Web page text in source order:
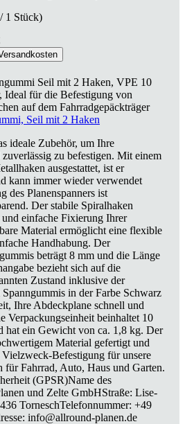
1 Stück)
Seil mit 2 Haken
ideale Zubehör, um Ihre
zu befestigen. Mit einem
ausgestattet, ist er
kann immer wieder verwendet
des Planenspanners ist
Der stabile Spiralhaken
einfache Fixierung Ihrer
Material ermöglicht eine flexible
Handhabung. Der
beträgt 8 mm und die Länge
bezieht sich auf die
Zustand inklusive der
in der Farbe Schwarz
Ihre Abdeckplane schnell und
Verpackungseinheit beinhaltet 10
hat ein Gewicht von ca. 1,8 kg. Der
Material gefertigt und
Vielzweck-Befestigung für unsere
für Fahrrad, Auto, Haus und Garten.
(GPSR)Name des
und Zelte GmbHStraße: Lise-
TorneschTelefonnummer: +49
info@allround-planen.de